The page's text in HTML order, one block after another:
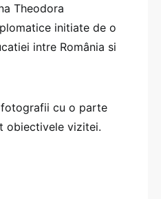
Theodora
initiate de o
intre România si
fotografii cu o parte
obiectivele vizitei.